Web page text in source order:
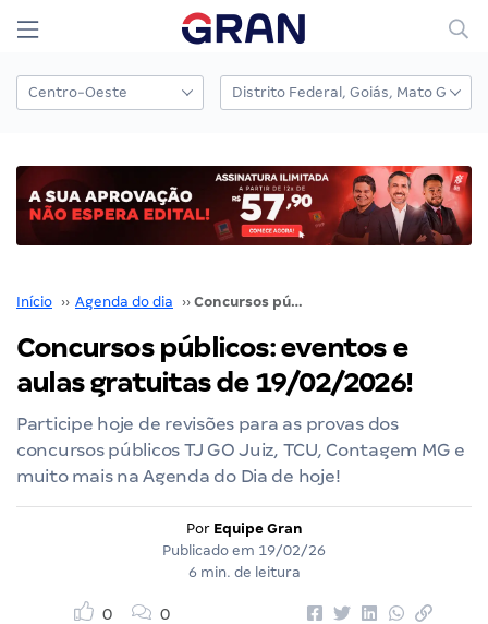
Início ›› Agenda do dia ›› Concursos públicos: eventos e aulas gratuitas de 19/02/2026!
Concursos públicos: eventos e
aulas gratuitas de 19/02/2026!
Participe hoje de revisões para as provas dos
concursos públicos TJ GO Juiz, TCU, Contagem MG e
muito mais na Agenda do Dia de hoje!
Por Equipe Gran
Publicado em 19/02/26
6 min. de leitura
0 0